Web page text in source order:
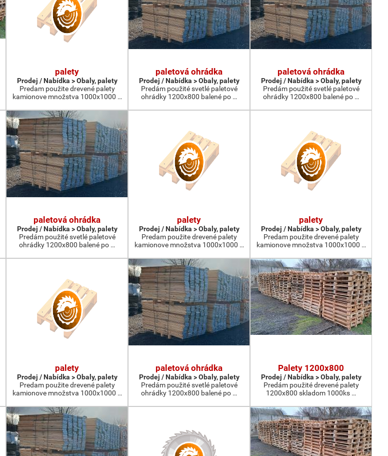
palety
Prodej / Nabídka > Obaly, palety
Predam použite drevené palety
kamionove množstva 1000x1000 …
paletová ohrádka
Prodej / Nabídka > Obaly, palety
Predám použité svetlé paletové
ohrádky 1200x800 balené po …
paletová ohrádka
Prodej / Nabídka > Obaly, palety
Predám použité svetlé paletové
ohrádky 1200x800 balené po …
paletová ohrádka
Prodej / Nabídka > Obaly, palety
Predám použité svetlé paletové
ohrádky 1200x800 balené po …
palety
Prodej / Nabídka > Obaly, palety
Predam použite drevené palety
kamionove množstva 1000x1000 …
palety
Prodej / Nabídka > Obaly, palety
Predam použite drevené palety
kamionove množstva 1000x1000 …
palety
Prodej / Nabídka > Obaly, palety
Predam použite drevené palety
kamionove množstva 1000x1000 …
paletová ohrádka
Prodej / Nabídka > Obaly, palety
Predám použité svetlé paletové
ohrádky 1200x800 balené po …
Palety 1200x800
Prodej / Nabídka > Obaly, palety
Predám použité drevené palety
1200x800 skladom 1000ks …